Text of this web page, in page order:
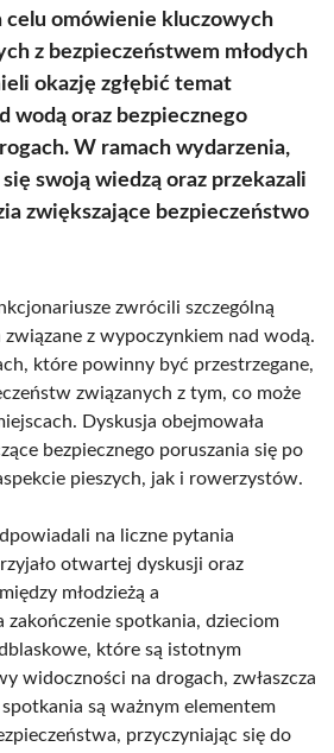
celu omówienie kluczowych
z bezpieczeństwem młodych
okazję zgłębić temat
wodą oraz bezpiecznego
W ramach wydarzenia,
swoją wiedzą oraz przekazali
zwiększające bezpieczeństwo
zwrócili szczególną
związane z wypoczynkiem nad wodą.
które powinny być przestrzegane,
związanych z tym, co może
Dyskusja obejmowała
bezpiecznego poruszania się po
pieszych, jak i rowerzystów.
na liczne pytania
otwartej dyskusji oraz
młodzieżą a
zakończenie spotkania, dzieciom
które są istotnym
widoczności na drogach, zwłaszcza
są ważnym elementem
przyczyniając się do